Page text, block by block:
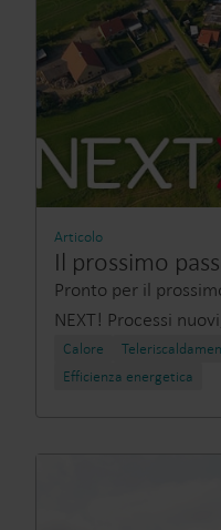
Articolo
Il prossimo
Pronto per il
NEXT! Processi
Calore
Efficienza energetica